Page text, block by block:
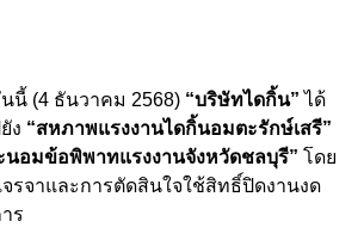
นนี้ (4 ธันวาคม 2568) “บริษัทไดกิ้น” ได้
ง “สหภาพแรงงานไดกิ้นอมตะรักษ์เสรี”
นอมข้อพิพาทแรงงานจังหวัดชลบุรี” โดย
จรจาและการตัดสินใจใช้สิทธิ์ปิดงานงด
ร